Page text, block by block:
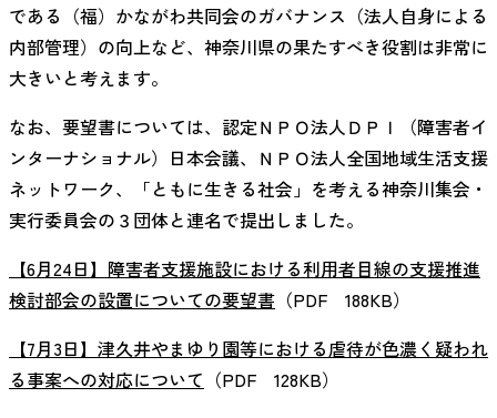
である（福）かながわ共同会のガバナンス（法人自身による
内部管理）の向上など、神奈川県の果たすべき役割は非常に
大きいと考えます。
なお、要望書については、認定ＮＰＯ法人ＤＰＩ（障害者イ
ンターナショナル）日本会議、ＮＰＯ法人全国地域生活支援
ネットワーク、「ともに生きる社会」を考える神奈川集会・
実行委員会の３団体と連名で提出しました。
【6月24日】障害者支援施設における利用者目線の支援推進
検討部会の設置についての要望書 （PDF 188KB）
【7月3日】津久井やまゆり園等における虐待が色濃く疑われ
る事案への対応について （PDF 128KB）